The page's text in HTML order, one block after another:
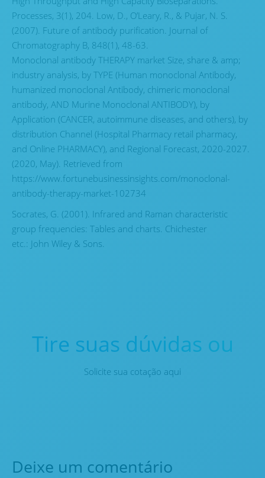
Processes, 3(1), 204. Low, D., O’Leary, R., & Pujar, N. S.
(2007). Future of antibody purification. Journal of
Chromatography B, 848(1), 48-63.
Monoclonal antibody THERAPY market Size, share & amp;
industry analysis, by TYPE (Human monoclonal Antibody,
humanized monoclonal Antibody, chimeric monoclonal
antibody, AND Murine Monoclonal ANTIBODY), by
Application (CANCER, autoimmune diseases, and others), by
distribution Channel (Hospital Pharmacy retail pharmacy,
and Online PHARMACY), and Regional Forecast, 2020-2027.
(2020, May). Retrieved from
https://www.fortunebusinessinsights.com/monoclonal-
antibody-therapy-market-102734
Socrates, G. (2001). Infrared and Raman characteristic
group frequencies: Tables and charts. Chichester
etc.: John Wiley & Sons.
Tire suas dúvidas ou
Solicite sua cotação aqui
Deixe um comentário